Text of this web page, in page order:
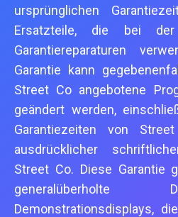
ursprünglichen
Ersatzteile, die bei der
Garantiereparaturen
Garantie kann
Street Co angebotene
geändert werden,
Garantiezeiten von
ausdrücklicher
Street Co. Diese Garantie
generalüberholte
Demonstrationsdisplays,